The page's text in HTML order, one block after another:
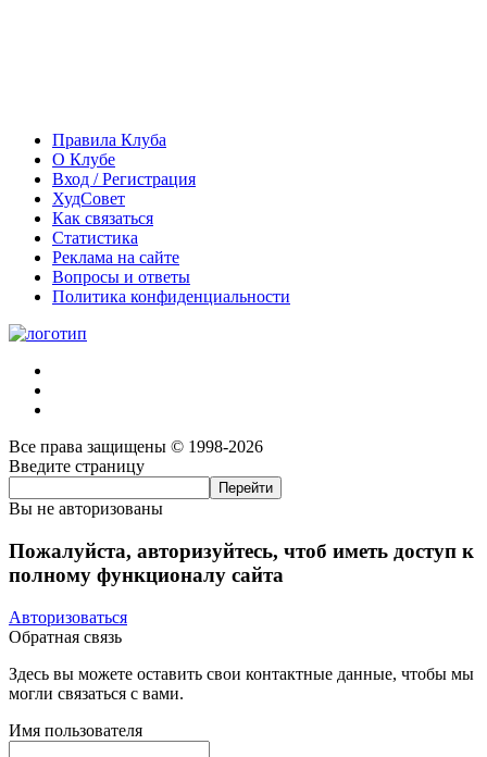
Правила Клуба
О Клубе
Вход / Регистрация
ХудСовет
Как связаться
Статистика
Реклама на сайте
Вопросы и ответы
Политика конфиденциальности
Все права защищены © 1998-2026
Введите страницу
Вы не авторизованы
Пожалуйста, авторизуйтесь, чтоб иметь доступ к
полному функционалу сайта
Авторизоваться
Обратная связь
Здесь вы можете оставить свои контактные данные, чтобы мы
могли связаться с вами.
Имя пользователя